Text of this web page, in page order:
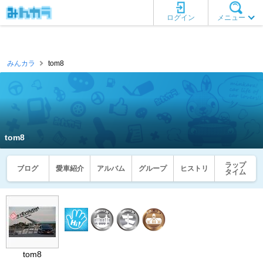
メニュー
ログイン
みんカラ tom8
tom8
ブログ 愛車紹介 アルバム グループ ヒストリ
ラップ
タイム
tom8